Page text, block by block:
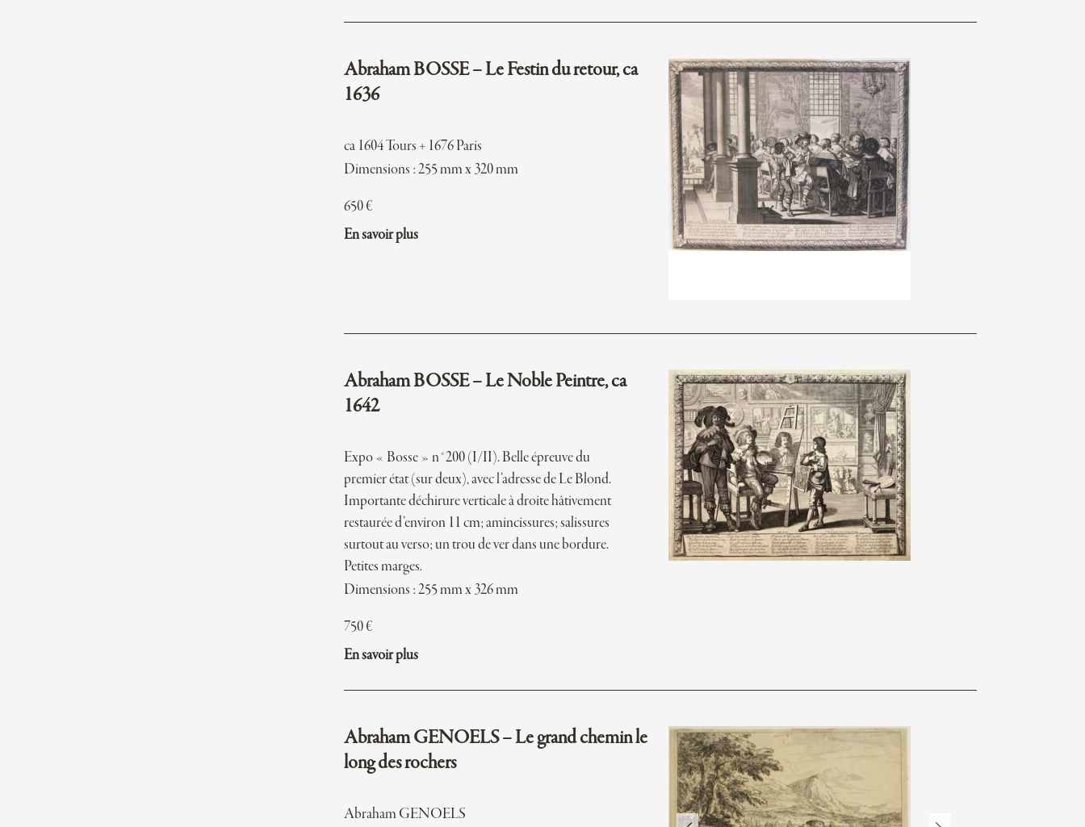
Abraham BOSSE – Le Festin du retour, ca
1636
ca 1604 Tours + 1676 Paris
Dimensions : 255 mm x 320 mm
650€
En savoir plus
Abraham BOSSE – Le Noble Peintre, ca
1642
Expo « Bosse » n°200 (I/II). Belle épreuve du
premier état (sur deux), avec l’adresse de Le Blond.
Importante déchirure verticale à droite hâtivement
restaurée d’environ 11 cm; amincissures; salissures
surtout au verso; un trou de ver dans une bordure.
Petites marges.
Dimensions : 255 mm x 326 mm
750€
En savoir plus
Abraham GENOELS – Le grand chemin le
long des rochers
Abraham GENOELS